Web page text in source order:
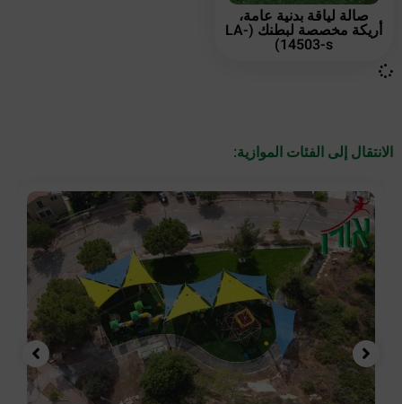
صالة لياقة بدنية عامة،
أريكة مخصصة لبطنك (LA-
14503-s)
الانتقال إلى الفئات الموازية: